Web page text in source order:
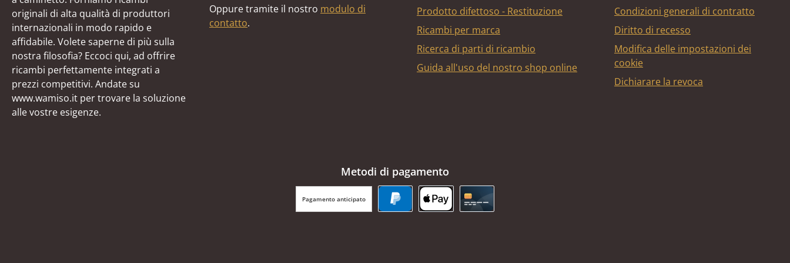
originali di alta qualità di produttori
internazionali in modo rapido e
affidabile. Volete saperne di più sulla
nostra filosofia? Eccoci qui, ad offrire
ricambi perfettamente integrati a
prezzi competitivi. Andate su
www.wamiso.it per trovare la soluzione
alle vostre esigenze.
Oppure tramite il nostro modulo di
contatto.
Prodotto difettoso - Restituzione
Ricambi per marca
Ricerca di parti di ricambio
Guida all'uso del nostro shop online
Condizioni generali di contratto
Diritto di recesso
Modifica delle impostazioni dei
cookie
Dichiarare la revoca
Metodi di pagamento
Pagamento anticipato